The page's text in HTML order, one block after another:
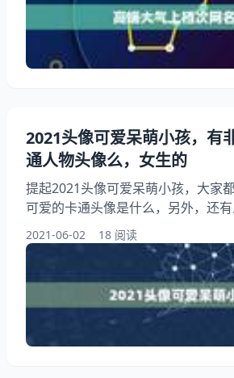
次。希望能够帮助到大家！ 高端大
约时尚范奔放洋气有深度的网名请
妓 蒙面操人高端大气上档次的网名两
2021头像可爱呆萌小孩，有
通人物头像么，女生的
提起2021头像可爱呆萌小孩，大家
可爱的卡通头像是什么，另外，还
爱小女孩头像 11 12 13 14 岁的就行
这是怎么回事？其实最近很火的这
下面就一起来看看有非常火的可爱
生的，希望能够帮助到大家！ 2021
我家miku撒~ 最近好像有一些头像
火，求是什么？ 手机应用，脸萌。做
2021-06-02 18 阅读